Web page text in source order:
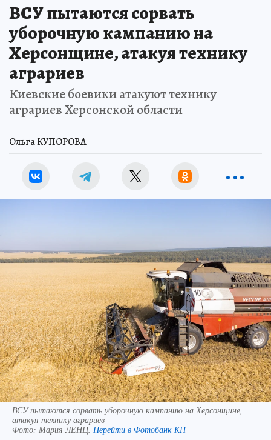
ВСУ пытаются сорвать
уборочную кампанию на
Херсонщине, атакуя технику
аграриев
Киевские боевики атакуют технику
аграриев Херсонской области
Ольга КУПОРОВА
ВСУ пытаются сорвать уборочную кампанию на Херсонщине,
атакуя технику аграриев
Фото: Мария ЛЕНЦ. Перейти в Фотобанк КП